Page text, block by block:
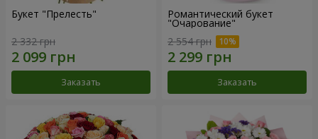
Букет "Прелесть"
2 332 грн
Заказать
Романтический букет
"Очарование"
2 554 грн
Заказать